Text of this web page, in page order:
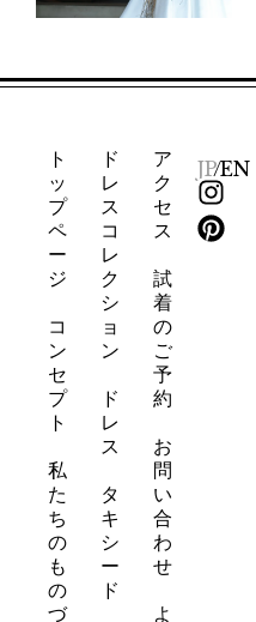
ト
ッ
プ
ペ
ー
ジ
コ
ン
セ
プ
ト
私
た
ち
の
も
の
づ
ド
レ
ス
コ
レ
ク
シ
ョ
ン
ド
レ
ス
タ
キ
シ
ー
ド
ア
ク
セ
ス
試
着
の
ご
予
約
お
問
い
合
わ
せ
よ
JP/EN
I
n
s
P
i
n